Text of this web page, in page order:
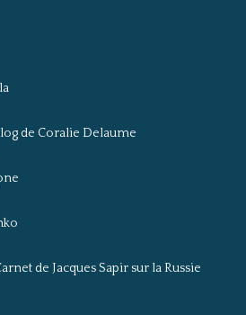
de Coralie Delaume
de Jacques Sapir sur la Russie